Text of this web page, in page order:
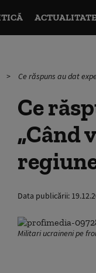
ACTUALITATE
Ce răspuns au dat
Ce
„Când
Data publicării:
Militari ucraineni pe